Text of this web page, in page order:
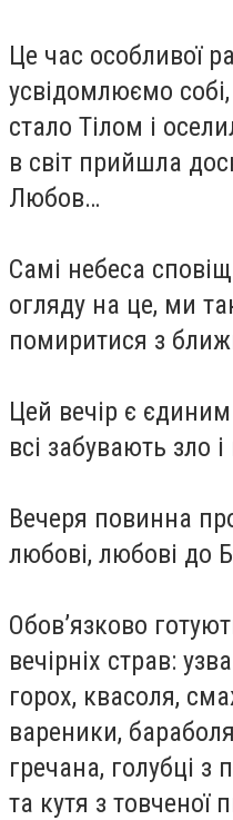
Це час особливої
усвідомлюємо
стало Тілом і
в світ прийшла
Любов…
Самі небеса
огляду на це, ми
помиритися з
Цей вечір є
всі забувають зло
Вечеря повинна
любові, любові до
Обов’язково
вечірніх страв:
горох, квасоля,
вареники,
гречана, голубці
та кутя з товченої